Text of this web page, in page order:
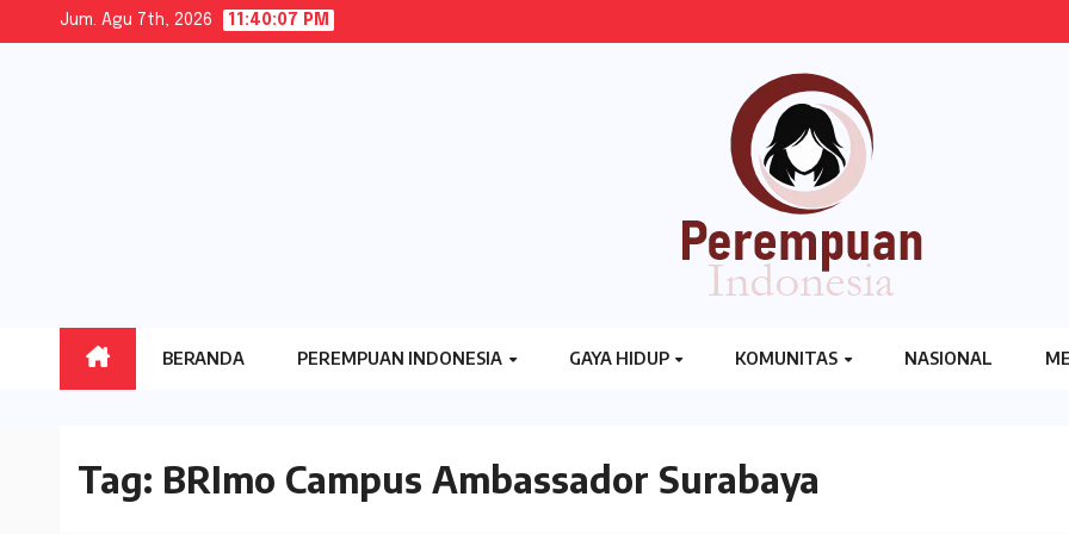
Jum. Agu 7th, 2026 11:40:07 PM
BERANDA PEREMPUAN INDONESIA GAYA HIDUP KOMUNITAS NASIONAL
Tag: BRImo Campus Ambassador Surabaya